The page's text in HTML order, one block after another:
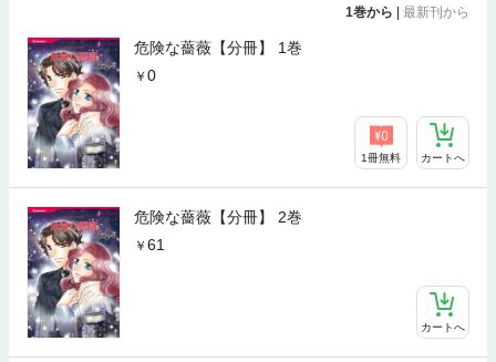
1巻から 最新刊から
危険な薔薇【分冊】 1巻
0
1冊無料 カートへ
危険な薔薇【分冊】 2巻
61
カートへ